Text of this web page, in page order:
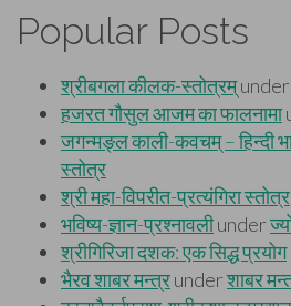
Popular Posts